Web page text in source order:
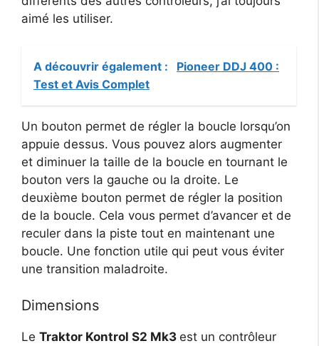
aimé les utiliser.
A découvrir également :
Pioneer DDJ 400 :
Test et Avis Complet
Un bouton permet de régler la boucle lorsqu’on
appuie dessus. Vous pouvez alors augmenter
et diminuer la taille de la boucle en tournant le
bouton vers la gauche ou la droite. Le
deuxième bouton permet de régler la position
de la boucle. Cela vous permet d’avancer et de
reculer dans la piste tout en maintenant une
boucle. Une fonction utile qui peut vous éviter
une transition maladroite.
Dimensions
Le Traktor Kontrol S2 Mk3 est un contrôleur